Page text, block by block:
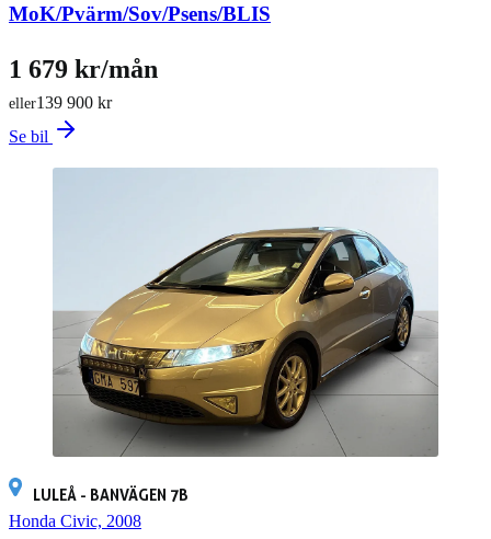
MoK/Pvärm/Sov/Psens/BLIS
139 900 kr
eller
1 679 kr/mån
Se bil
LULEÅ - BANVÄGEN 7B
Honda Civic, 2008